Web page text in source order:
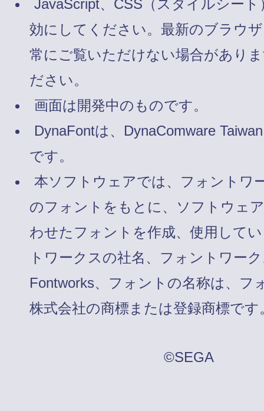
JavaScript、CSS（スタイルシート
効にしてください。最新のブラウ
常にご覧いただけない場合があり
ださい。
画面は開発中のものです。
DynaFontは、DynaComware
です。
本ソフトウェアでは、フォントワ
のフォントをもとに、ソフトウェ
わせたフォントを作成、使用して
トワークスの社名、フォントワー
Fontworks、フォントの名称は、フ
株式会社の商標または登録商標です
©SEGA